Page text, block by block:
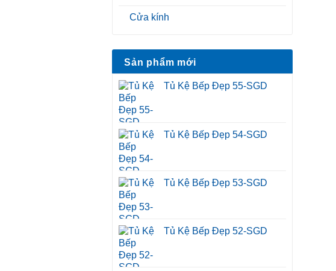
Cửa kính
Sản phẩm mới
Tủ Kệ Bếp Đẹp 55-SGD
Tủ Kệ Bếp Đẹp 54-SGD
Tủ Kệ Bếp Đẹp 53-SGD
Tủ Kệ Bếp Đẹp 52-SGD